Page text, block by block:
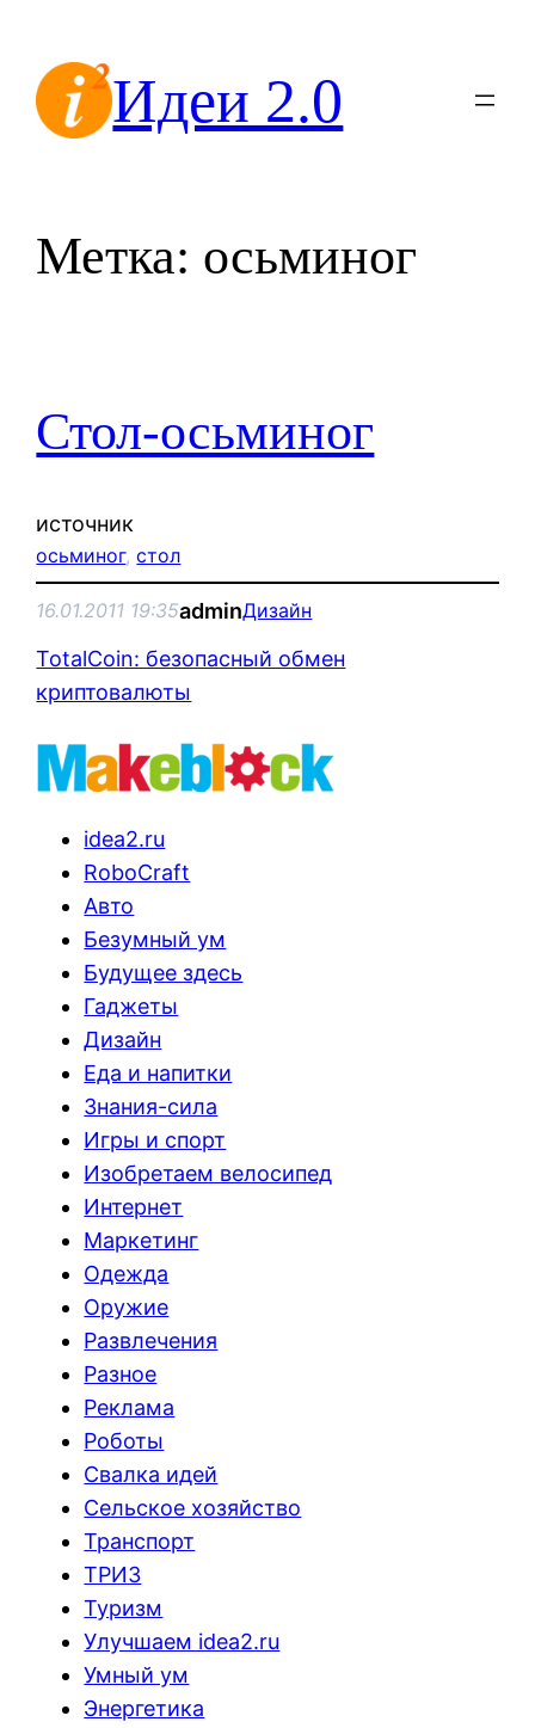
содержимомуИдеи 2.0
Метка: осьминог
Стол-осьминог
источник
осьминог, стол
16.01.2011 19:35adminДизайн
TotalCoin: безопасный обмен
криптовалюты
idea2.ru
RoboCraft
Авто
Безумный ум
Будущее здесь
Гаджеты
Дизайн
Еда и напитки
Знания-сила
Игры и спорт
Изобретаем велосипед
Интернет
Маркетинг
Одежда
Оружие
Развлечения
Разное
Реклама
Роботы
Свалка идей
Сельское хозяйство
Транспорт
ТРИЗ
Туризм
Улучшаем idea2.ru
Умный ум
Энергетика